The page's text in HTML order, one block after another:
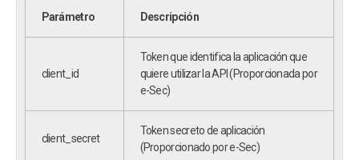
Parámetro Descripción
client_id
Token que identifica la aplicación que
quiere utilizar la API (Proporcionada por
e-Sec)
client_secret
Token secreto de aplicación
(Proporcionado por e-Sec)